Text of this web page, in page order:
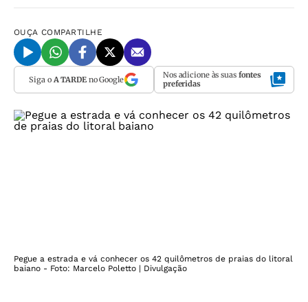
OUÇA COMPARTILHE
Siga o A TARDEno Google Nos adicione às suas fontes
preferidas
Pegue a estrada e vá conhecer os 42 quilômetros de praias do litoral
baiano - Foto: Marcelo Poletto | Divulgação